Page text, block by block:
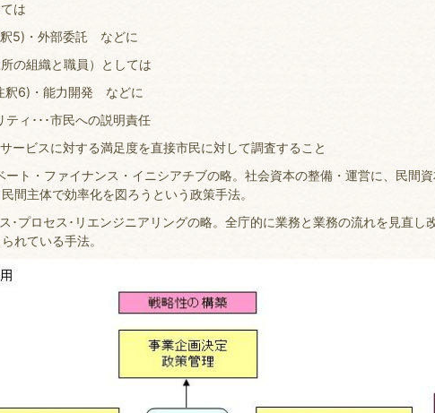
は
5)・外部委託 などに
の組織と職員）としては
6)・能力開発 などに
ィ･･･市民への説明責任
ービスに対する満足度を直接市民に対して調査すること
ト・ファイナンス・イニシアチブの略。社会資本の整備・運営に、民間
間主体で効率化を図ろうという政策手法。
･プロセス･リエンジニアリングの略。全庁的に業務と業務の流れを見直し
れている手法。